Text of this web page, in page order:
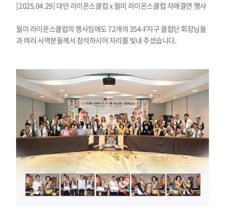
[2025.04.29] 대만 라이온스클럽 x 월미 라이온스클럽 자매결연 행사
월미 라이온스클럽의 행사임에도 72개의 354-F지구 클럽단 회장님들
과 여러 사역분들께서 참석하시어 자리를 빛내 주셨습니다.